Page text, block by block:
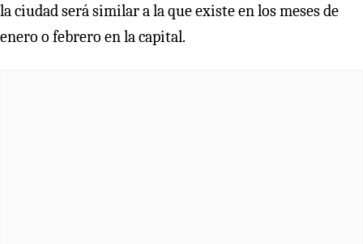
la ciudad será similar a la que existe en los meses de
enero o febrero en la capital.